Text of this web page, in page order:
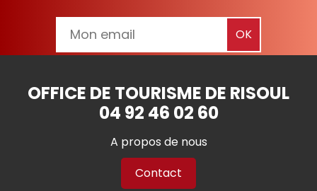
OFFICE DE TOURISME DE RISOUL
04 92 46 02 60
A propos de nous
Contact